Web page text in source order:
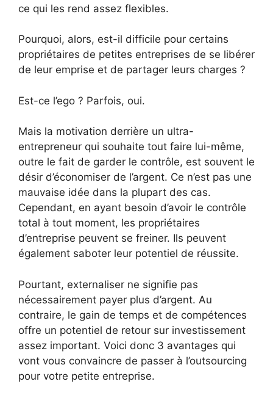
ce qui les rend assez flexibles.
Pourquoi, alors, est-il difficile pour certains
propriétaires de petites entreprises de se libérer
de leur emprise et de partager leurs charges ?
Est-ce l’ego ? Parfois, oui.
Mais la motivation derrière un ultra-
entrepreneur qui souhaite tout faire lui-même,
outre le fait de garder le contrôle, est souvent le
désir d’économiser de l’argent. Ce n’est pas une
mauvaise idée dans la plupart des cas.
Cependant, en ayant besoin d’avoir le contrôle
total à tout moment, les propriétaires
d’entreprise peuvent se freiner. Ils peuvent
également saboter leur potentiel de réussite.
Pourtant, externaliser ne signifie pas
nécessairement payer plus d’argent. Au
contraire, le gain de temps et de compétences
offre un potentiel de retour sur investissement
assez important. Voici donc 3 avantages qui
vont vous convaincre de passer à l’outsourcing
pour votre petite entreprise.